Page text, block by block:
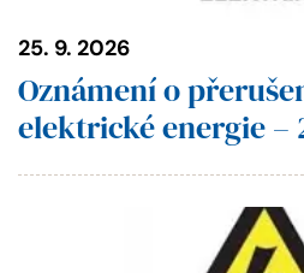
25. 9. 2026
Oznámení o
elektrické energie –